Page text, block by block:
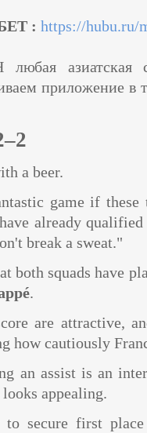
: https://hubu.ru/
азиатская
приложение в
a beer.
game if
already
break a sweat."
both squads have
.
are attractive,
how cautiously
an assist is an
appealing.
to secure first